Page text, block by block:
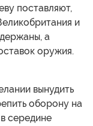
поставляют,
и
а
оружия.
вынудить
оборону на
середине